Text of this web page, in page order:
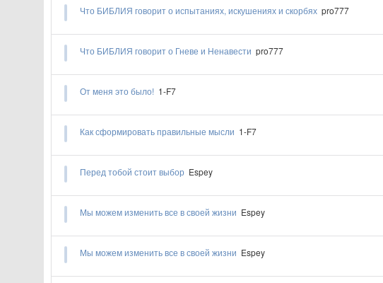
Что БИБЛИЯ говорит о испытаниях, искушениях и скорбях pro777
Что БИБЛИЯ говорит о Гневе и Ненавести pro777
От меня это было! 1-F7
Как сформировать правильные мысли 1-F7
Перед тобой стоит выбор Espey
Мы можем изменить все в своей жизни Espey
Мы можем изменить все в своей жизни Espey